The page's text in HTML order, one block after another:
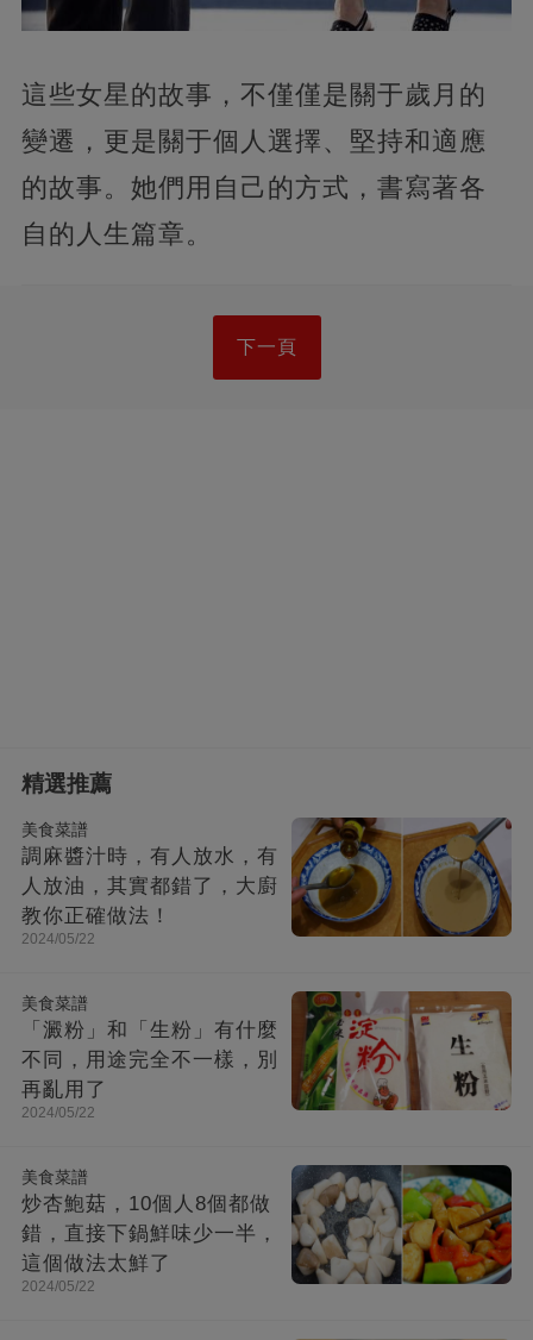
這些女星的故事，不僅僅是關于歲月的
變遷，更是關于個人選擇、堅持和適應
的故事。她們用自己的方式，書寫著各
自的人生篇章。
下一頁
精選推薦
美食菜譜
調麻醬汁時，有人放水，有
人放油，其實都錯了，大廚
教你正確做法！
2024/05/22
美食菜譜
「澱粉」和「生粉」有什麼
不同，用途完全不一樣，別
再亂用了
2024/05/22
美食菜譜
炒杏鮑菇，10個人8個都做
錯，直接下鍋鮮味少一半，
這個做法太鮮了
2024/05/22